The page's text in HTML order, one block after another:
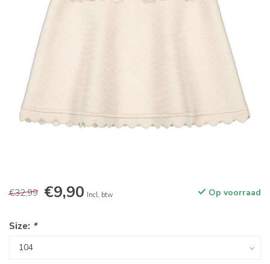
€32,99 €9,90 Incl. btw Op voorraad
Size: *